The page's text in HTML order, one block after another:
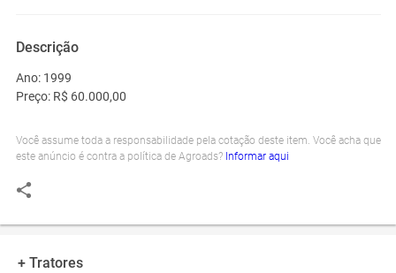
Descrição
Ano: 1999
Preço: R$ 60.000,00
Você assume toda a responsabilidade pela cotação deste item. Você acha que
este anúncio é contra a política de Agroads? Informar aqui
+ Tratores